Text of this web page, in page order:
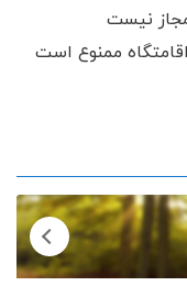
نیست
ممنوع است